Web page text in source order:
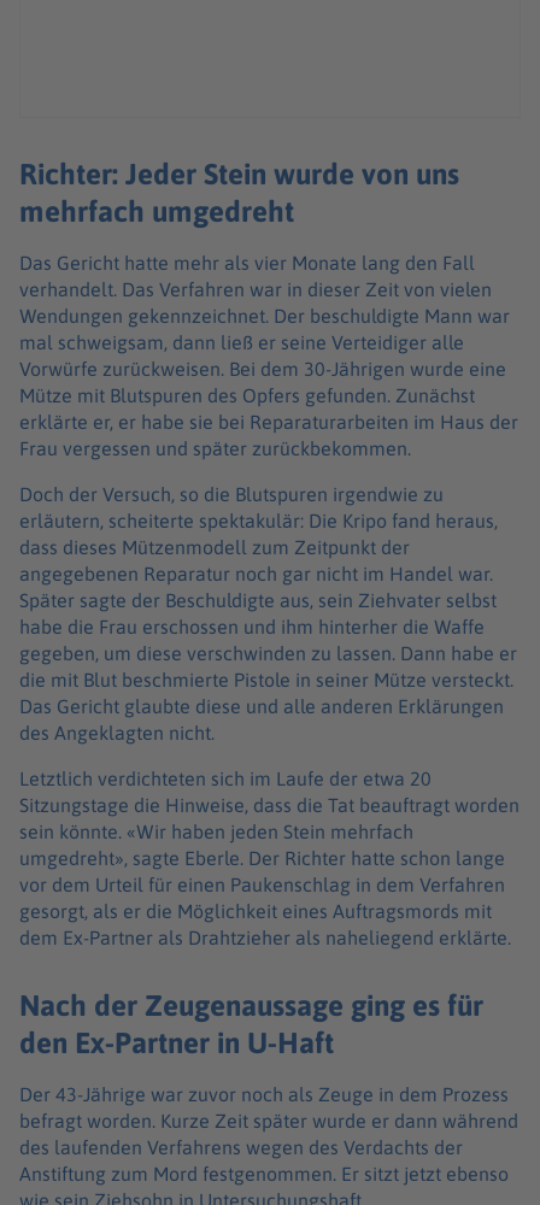
Richter: Jeder Stein wurde von uns
mehrfach umgedreht
Das Gericht hatte mehr als vier Monate lang den Fall
verhandelt. Das Verfahren war in dieser Zeit von vielen
Wendungen gekennzeichnet. Der beschuldigte Mann war
mal schweigsam, dann ließ er seine Verteidiger alle
Vorwürfe zurückweisen. Bei dem 30-Jährigen wurde eine
Mütze mit Blutspuren des Opfers gefunden. Zunächst
erklärte er, er habe sie bei Reparaturarbeiten im Haus der
Frau vergessen und später zurückbekommen.
Doch der Versuch, so die Blutspuren irgendwie zu
erläutern, scheiterte spektakulär: Die Kripo fand heraus,
dass dieses Mützenmodell zum Zeitpunkt der
angegebenen Reparatur noch gar nicht im Handel war.
Später sagte der Beschuldigte aus, sein Ziehvater selbst
habe die Frau erschossen und ihm hinterher die Waffe
gegeben, um diese verschwinden zu lassen. Dann habe er
die mit Blut beschmierte Pistole in seiner Mütze versteckt.
Das Gericht glaubte diese und alle anderen Erklärungen
des Angeklagten nicht.
Letztlich verdichteten sich im Laufe der etwa 20
Sitzungstage die Hinweise, dass die Tat beauftragt worden
sein könnte. «Wir haben jeden Stein mehrfach
umgedreht», sagte Eberle. Der Richter hatte schon lange
vor dem Urteil für einen Paukenschlag in dem Verfahren
gesorgt, als er die Möglichkeit eines Auftragsmords mit
dem Ex-Partner als Drahtzieher als naheliegend erklärte.
Nach der Zeugenaussage ging es für
den Ex-Partner in U-Haft
Der 43-Jährige war zuvor noch als Zeuge in dem Prozess
befragt worden. Kurze Zeit später wurde er dann während
des laufenden Verfahrens wegen des Verdachts der
Anstiftung zum Mord festgenommen. Er sitzt jetzt ebenso
wie sein Ziehsohn in Untersuchungshaft.